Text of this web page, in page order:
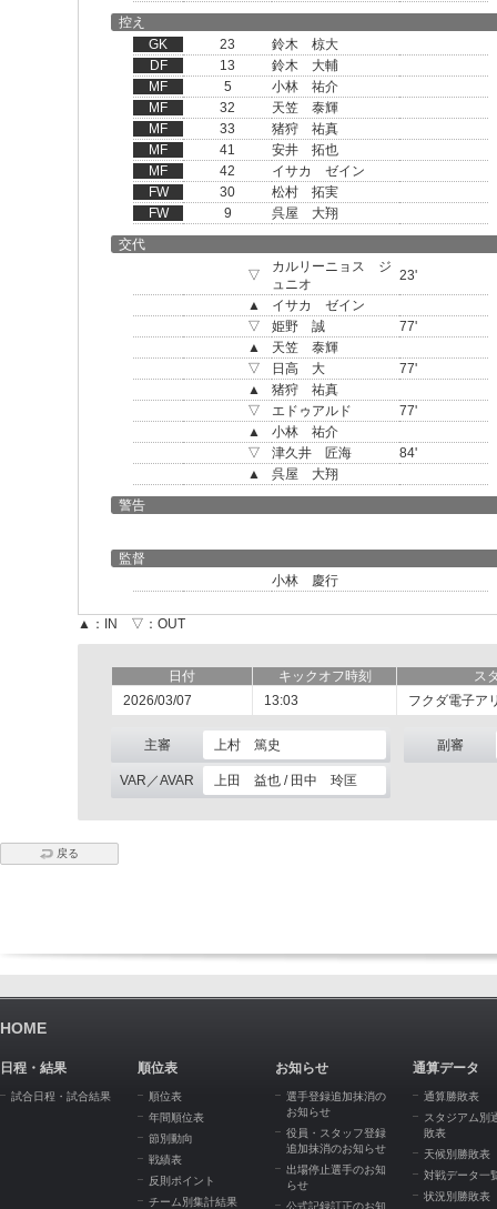
控え
GK
23
鈴木 椋大
DF
13
鈴木 大輔
MF
5
小林 祐介
MF
32
天笠 泰輝
MF
33
猪狩 祐真
MF
41
安井 拓也
MF
42
イサカ ゼイン
FW
30
松村 拓実
FW
9
呉屋 大翔
交代
▽
カルリーニョス ジ
ュニオ
23'
▲
イサカ ゼイン
▽
姫野 誠
77'
▲
天笠 泰輝
▽
日高 大
77'
▲
猪狩 祐真
▽
エドゥアルド
77'
▲
小林 祐介
▽
津久井 匠海
84'
▲
呉屋 大翔
警告
監督
小林 慶行
▲：IN ▽：OUT
日付 キックオフ時刻
ス
2026/03/07
13:03 フクダ電子ア
主審 上村 篤史 副審
VAR／AVAR 上田 益也 / 田中 玲匡
戻る
HOME
日程・結果
試合日程・試合結果
順位表
順位表
年間順位表
節別動向
戦績表
反則ポイント
チーム別集計結果
お知らせ
選手登録追加抹消の
お知らせ
役員・スタッフ登録
追加抹消のお知らせ
出場停止選手のお知
らせ
公式記録訂正のお知
通算データ
通算勝敗表
スタジアム別
敗表
天候別勝敗表
対戦データ一
状況別勝敗表